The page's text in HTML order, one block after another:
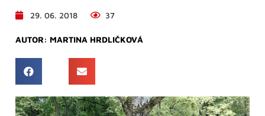
29. 06. 2018 37
AUTOR: MARTINA HRDLIČKOVÁ